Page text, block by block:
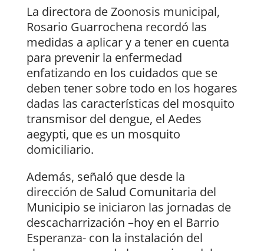
La directora de Zoonosis municipal,
Rosario Guarrochena recordó las
medidas a aplicar y a tener en cuenta
para prevenir la enfermedad
enfatizando en los cuidados que se
deben tener sobre todo en los hogares
dadas las características del mosquito
transmisor del dengue, el Aedes
aegypti, que es un mosquito
domiciliario.
Además, señaló que desde la
dirección de Salud Comunitaria del
Municipio se iniciaron las jornadas de
descacharrización –hoy en el Barrio
Esperanza- con la instalación del